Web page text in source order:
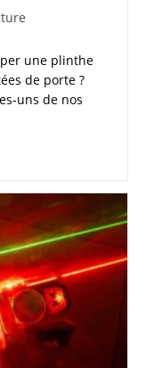
une plinthe
de porte ?
uns de nos